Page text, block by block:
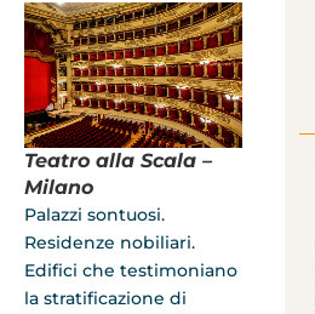
Teatro alla Scala –
Milano
Palazzi sontuosi.
Residenze nobiliari.
Edifici che testimoniano
la stratificazione di